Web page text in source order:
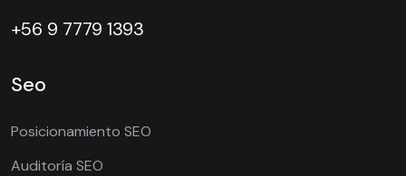
+56 9 7779 1393
Seo
Posicionamiento SEO
Auditoría SEO